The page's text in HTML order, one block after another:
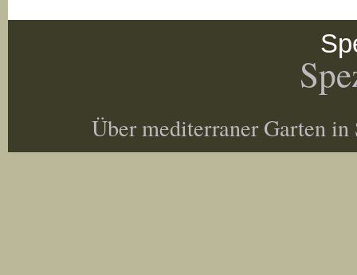
Über mediterraner Garten in